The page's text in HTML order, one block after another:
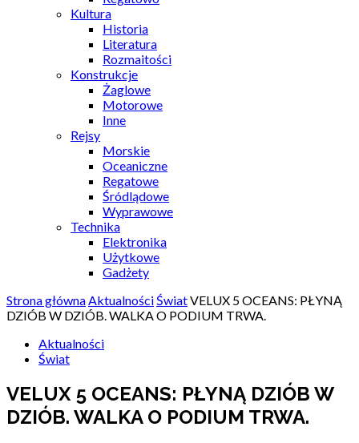
Kultura
Historia
Literatura
Rozmaitości
Konstrukcje
Żaglowe
Motorowe
Inne
Rejsy
Morskie
Oceaniczne
Regatowe
Śródlądowe
Wyprawowe
Technika
Elektronika
Użytkowe
Gadżety
Strona głównaAktualnościŚwiatVELUX 5 OCEANS: PŁYNĄ
DZIÓB W DZIÓB. WALKA O PODIUM TRWA.
Aktualności
Świat
VELUX 5 OCEANS: PŁYNĄ DZIÓB W
DZIÓB. WALKA O PODIUM TRWA.